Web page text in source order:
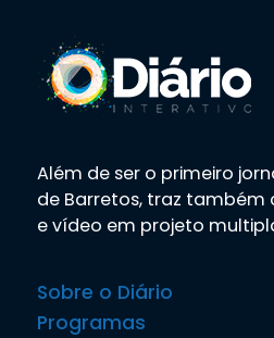
Além de ser o primeiro
de Barretos, traz
e vídeo em projeto
Sobre o Diário
Programas